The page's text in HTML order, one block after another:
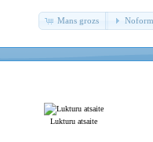
Mans grozs
Lukturu atsaite